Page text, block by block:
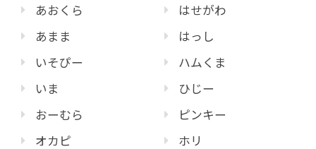
あおくら
あまま
いそぴー
いま
おーむら
オカピ
はせがわ
はっし
ハムくま
ひじー
ピンキー
ホリ